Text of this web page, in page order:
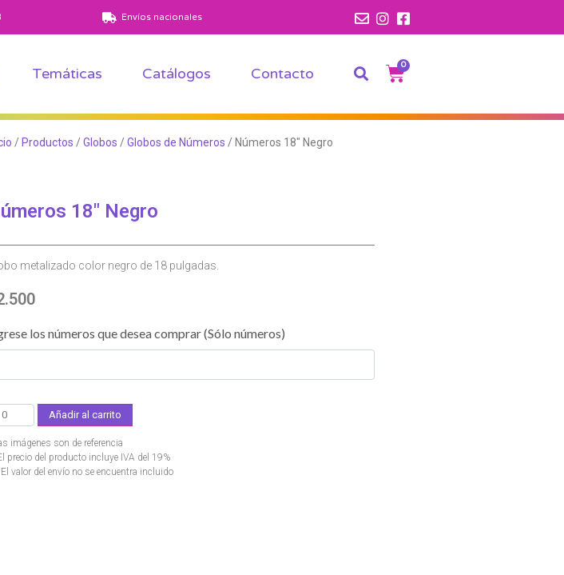
Envíos nacionales
Temáticas Catálogos Contacto
0
/ Productos /Globos /Globos de Números / Números 18″ Negro
18″ Negro
metalizado color negro de 18 pulgadas.
los números que desea comprar (Sólo números)
Añadir al carrito
imágenes son de referencia
precio del producto incluye IVA del 19%
valor del envío no se encuentra incluido